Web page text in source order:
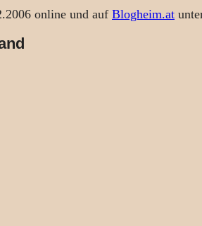
online und auf Blogheim.at